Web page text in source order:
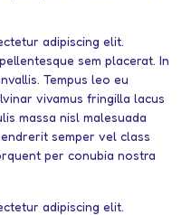
adipiscing elit.
sem placerat. In
Tempus leo eu
vivamus fringilla lacus
massa nisl malesuada
semper vel class
per conubia nostra
adipiscing elit.